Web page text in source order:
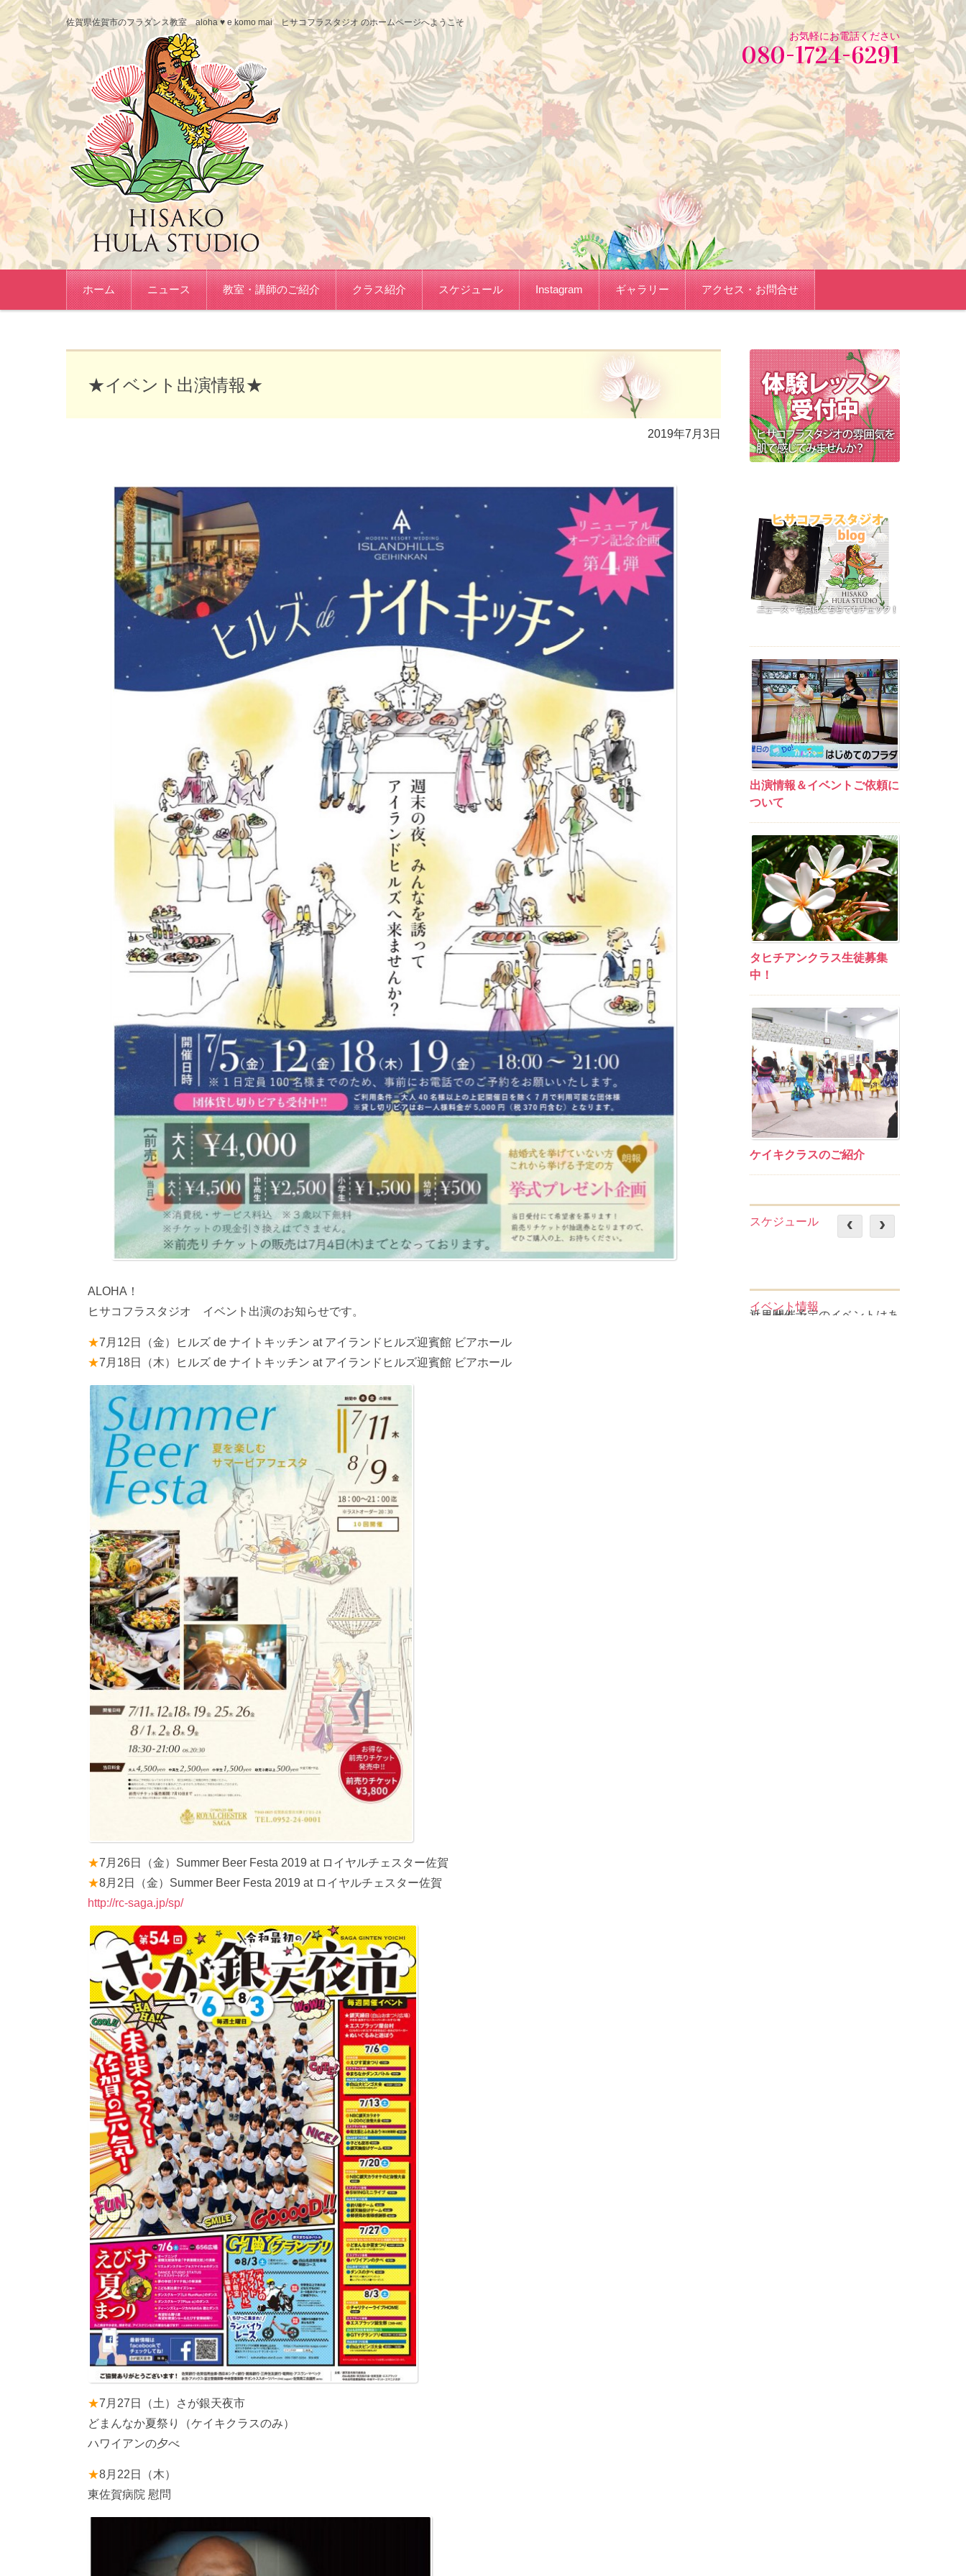
佐賀県佐賀市のフラダンス教室 aloha ♥ e komo mai ヒサコフラスタジオ のホームページへようこそ
お気軽にお電話ください
080-1724-6291
コンテンツに移動
ホーム
ニュース 教室・講師のご紹介 クラス紹介 スケジュール Instagram ギャラリー アクセス・お問合せ
★イベント出演情報★
2019年7月3日
ALOHA！
ヒサコフラスタジオ イベント出演のお知らせです。
★7月12日（金）ヒルズ de ナイトキッチン at アイランドヒルズ迎賓館 ビアホール
★7月18日（木）ヒルズ de ナイトキッチン at アイランドヒルズ迎賓館 ビアホール
★7月26日（金）Summer Beer Festa 2019 at ロイヤルチェスター佐賀
★8月2日（金）Summer Beer Festa 2019 at ロイヤルチェスター佐賀
http://rc-saga.jp/sp/
★7月27日（土）さが銀天夜市
どまんなか夏祭り（ケイキクラスのみ）
ハワイアンの夕べ
★8月22日（木）
東佐賀病院 慰問
出演情報＆イベントご依頼に
ついて
タヒチアンクラス生徒募集
中！
ケイキクラスのご紹介
スケジュール
イベント情報
近日開催予定のイベントはありません